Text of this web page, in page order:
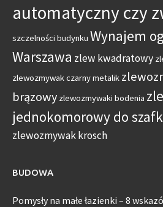
automatyczny czy
szczelności budynku Wynajem
Warszawa zlew kwadratowy
zlewozmywak czarny metalik
brązowy zlewozmywaki bodenia
jednokomorowy do
zlewozmywak krosch
BUDOWA
Pomysły na małe łazienki – 8